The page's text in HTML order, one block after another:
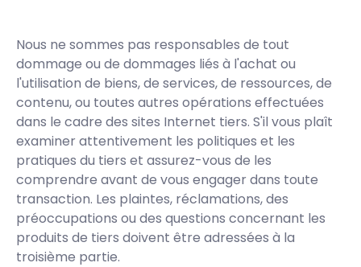
Nous ne sommes pas responsables de tout
dommage ou de dommages liés à l'achat ou
l'utilisation de biens, de services, de ressources, de
contenu, ou toutes autres opérations effectuées
dans le cadre des sites Internet tiers. S'il vous plaît
examiner attentivement les politiques et les
pratiques du tiers et assurez-vous de les
comprendre avant de vous engager dans toute
transaction. Les plaintes, réclamations, des
préoccupations ou des questions concernant les
produits de tiers doivent être adressées à la
troisième partie.